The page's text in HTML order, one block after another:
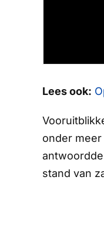
Lees ook:
onder
stand van